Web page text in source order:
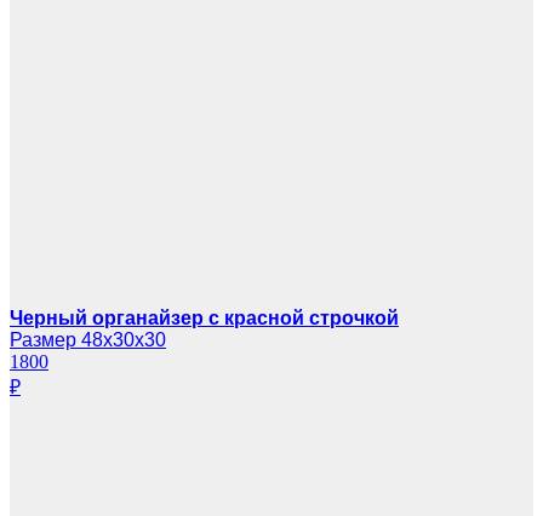
Черный органайзер с красной строчкой
Размер 48х30х30
1800
₽